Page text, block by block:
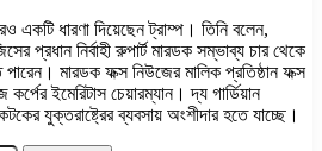
একটি ধারণা দিয়েছেন ট্রাম্প। তিনি বলেন,
প্রধান নির্বাহী রুপার্ট মারডক সম্ভাব্য চার থেকে
মারডক ফক্স নিউজের মালিক প্রতিষ্ঠান ফক্স
ইমেরিটাস চেয়ারম্যান। দ্য গার্ডিয়ান
যুক্তরাষ্ট্রের ব্যবসায় অংশীদার হতে যাচ্ছে।